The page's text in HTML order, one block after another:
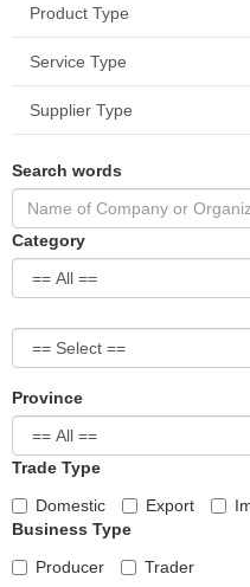
Product Type
Service Type
Supplier Type
Search words
Category
Province
Trade Type
Domestic
Export
Business Type
Producer
Trader